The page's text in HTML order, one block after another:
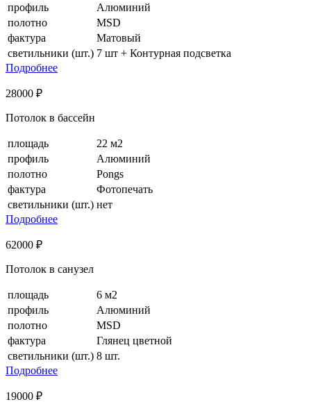
профиль
Алюминий
полотно
MSD
фактура
Матовый
светильники (шт.) 7 шт + Контурная подсветка
Подробнее
28000 ₽
Потолок в бассейн
площадь
22 м2
профиль
Алюминий
полотно
Pongs
фактура
Фотопечать
светильники (шт.) нет
Подробнее
62000 ₽
Потолок в санузел
площадь
6 м2
профиль
Алюминий
полотно
MSD
фактура
Глянец цветной
светильники (шт.) 8 шт.
Подробнее
19000 ₽